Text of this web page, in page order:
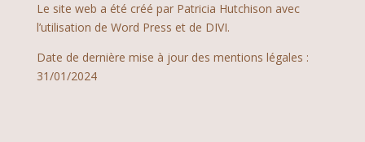
Le site web a été créé par Patricia Hutchison avec
l’utilisation de Word Press et de DIVI.
Date de dernière mise à jour des mentions légales :
31/01/2024